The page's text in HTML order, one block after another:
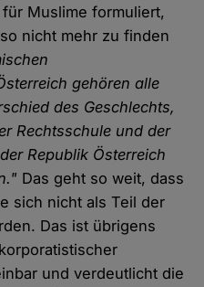
Muslime formuliert,
nicht mehr zu finden
gehören alle
des Geschlechts,
Rechtsschule und der
Republik Österreich
Das geht so weit, dass
sich nicht als Teil der
Das ist übrigens
und verdeutlicht die